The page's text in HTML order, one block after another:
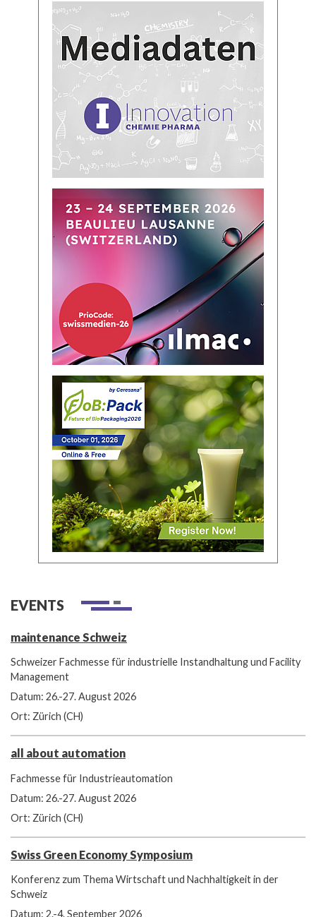
EVENTS
maintenance Schweiz
Schweizer Fachmesse für industrielle Instandhaltung und Facility
Management
Datum: 26.-27. August 2026
Ort: Zürich (CH)
all about automation
Fachmesse für Industrieautomation
Datum: 26.-27. August 2026
Ort: Zürich (CH)
Swiss Green Economy Symposium
Konferenz zum Thema Wirtschaft und Nachhaltigkeit in der
Schweiz
Datum: 2.-4. September 2026